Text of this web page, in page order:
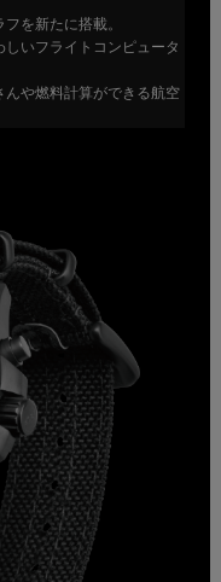
を新たに搭載。
いフライトコンピュータ
や燃料計算ができる航空